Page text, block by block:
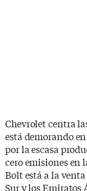
Chevrolet centra
está demorando
por la escasa
cero emisiones en
Bolt está a la
Sur y los Emiratos